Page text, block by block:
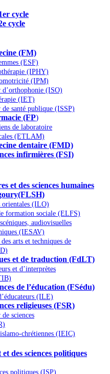
cycle
cycle
(FM)
(ESF)
(IPHY)
(IPM)
(ISO)
(IET)
santé publique (ISSP)
(FP)
de laboratoire
(ETLAM)
dentaire (FMD)
infirmières (FSI)
et des sciences humaines
orientales (ILO)
formation sociale (ELFS)
audiovisuelles
(IESAV)
arts et techniques de
et de traduction (FdLT)
et d’interprètes
de l’éducation (FSédu)
(ILE)
religieuses (FSR)
sciences
chrétiennes (IEIC)
des sciences politiques
politiques (ISP)